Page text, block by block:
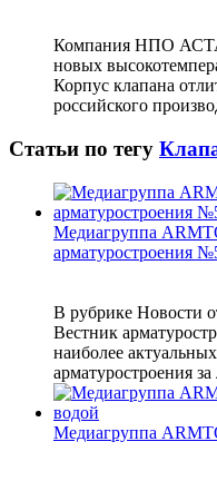
Компания НПО АСТА
новых
Корпус клапана
российского
Статьи по тегу
Медиагруппа
арматуростроения
В рубрике Новости
Вестник
наиболее
арматуростроения
Медиагруппа